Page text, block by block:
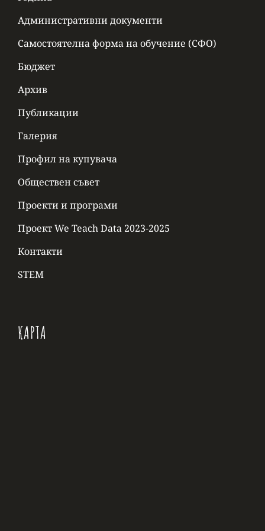
Административни документи
Самостоятелна форма на обучение (СФО)
Бюджет
Архив
Публикации
Галерия
Профил на купувача
Обществен съвет
Проекти и програми
Проект We Teach Data 2023-2025
Контакти
STEM
КАРТА